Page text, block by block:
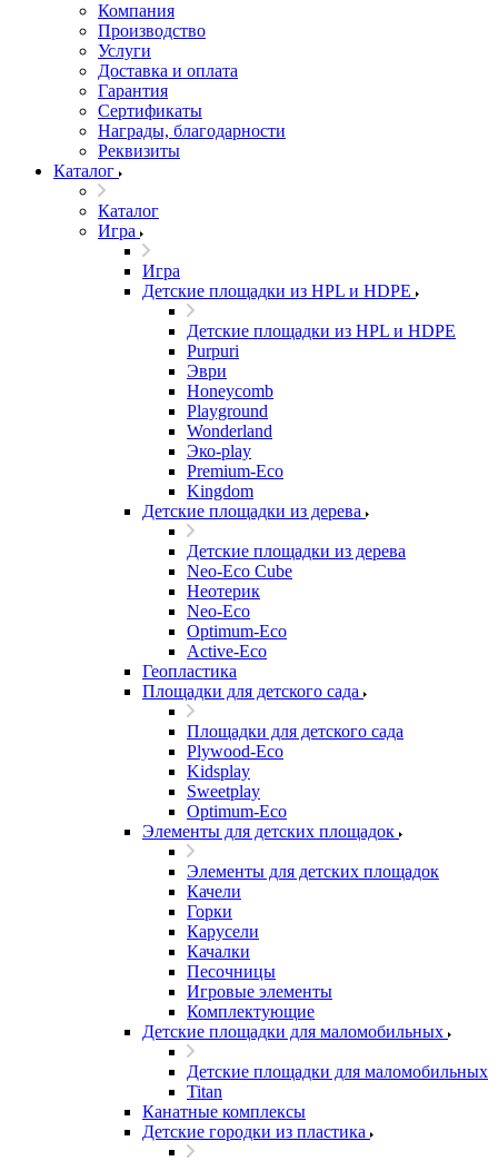
Компания
Производство
Услуги
Доставка и оплата
Гарантия
Сертификаты
Награды, благодарности
Реквизиты
Каталог
Каталог
Игра
Игра
Детские площадки из HPL и HDPE
Детские площадки из HPL и HDPE
Purpuri
Эври
Honeycomb
Playground
Wonderland
Эко-play
Premium-Eco
Kingdom
Детские площадки из дерева
Детские площадки из дерева
Neo-Eco Cube
Неотерик
Neo-Eco
Оptimum-Еco
Active-Eco
Геопластика
Площадки для детского сада
Площадки для детского сада
Plywood-Eco
Kidsplay
Sweetplay
Оptimum-Еco
Элементы для детских площадок
Элементы для детских площадок
Качели
Горки
Карусели
Качалки
Песочницы
Игровые элементы
Комплектующие
Детские площадки для маломобильных
Детские площадки для маломобильных
Titan
Канатные комплексы
Детские городки из пластика